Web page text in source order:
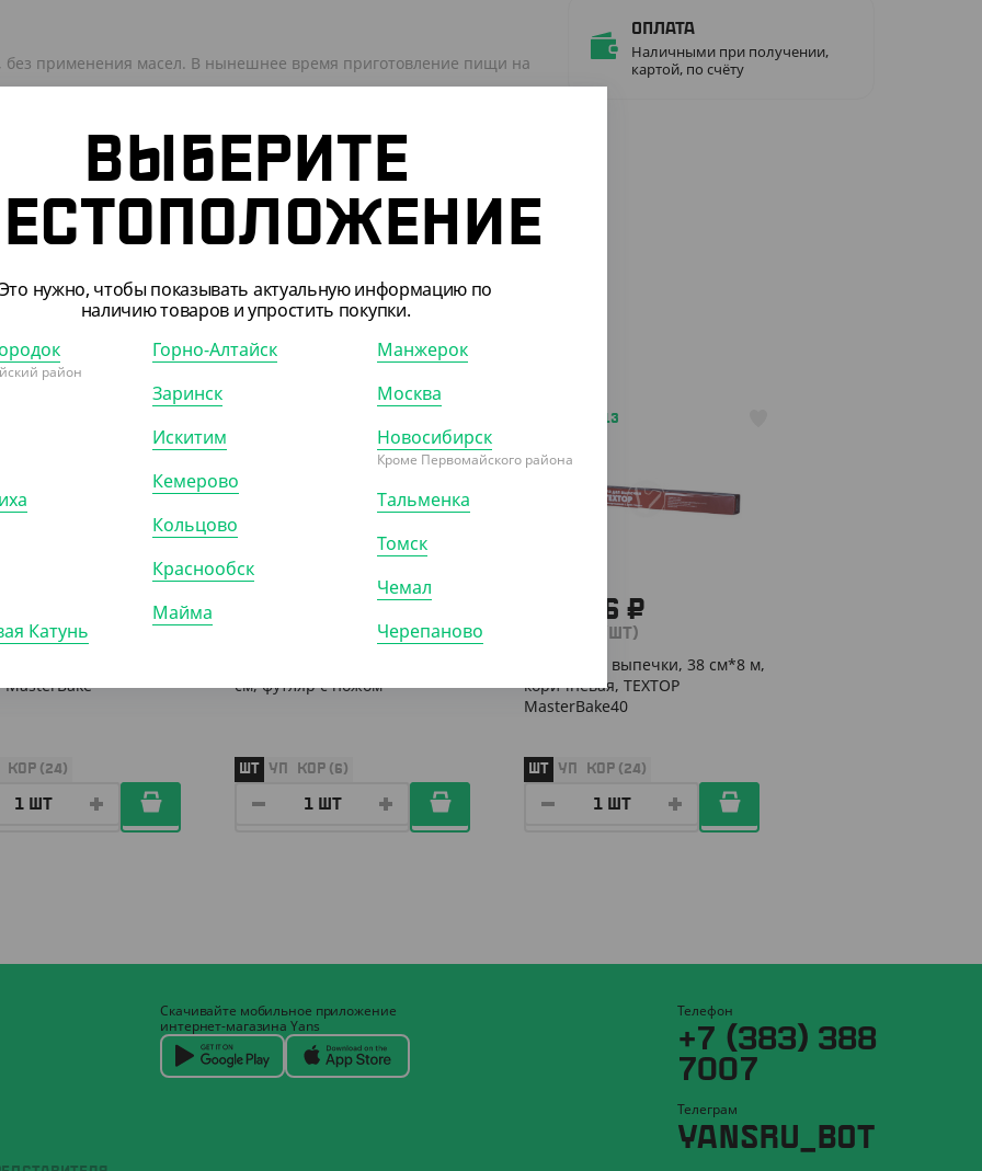
Оплата
Наличными при получении,
картой, по счёту
без применения масел. В нынешнее время приготовление пищи на
силиконом, что делает ее влагостойкой, антипригарной и
в духовке или микроволновке, мяса, рыбы, пирогов, пиццы,
приятной и легкой
₽/ШТ)
КОР (24)
см, футляр с ножом
ШТ УП КОР (6)
АРТ. 7102113
125.66 ₽
(125.66 ₽/ШТ)
Бумага для выпечки, 38 см*8 м,
коричневая, ТЕХТОР
MasterBake40
ШТ УП КОР (24)
Скачивайте мобильное приложение
интернет-магазина Yans
Телефон
+7 (383) 388
7007
Телеграм
YANSRU_BOT
ВЫБЕРИТЕ
Это нужно, чтобы показывать актуальную информацию по
наличию товаров и упростить покупки.
район
Катунь
Горно-Алтайск
Заринск
Искитим
Кемерово
Кольцово
Краснообск
Майма
Манжерок
Москва
Новосибирск
Кроме Первомайского района
Тальменка
Томск
Чемал
Черепаново